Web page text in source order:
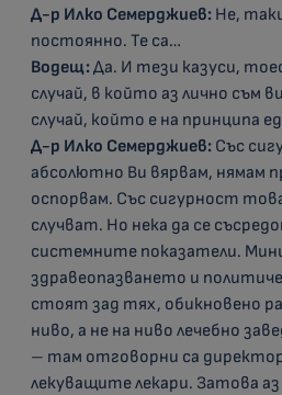
Д-р Илко Семерджиев: Не,
постоянно. Те са…
Водещ:Да. И тези казуси,
случай, в който аз лично съм
случай, който е на принципа
Д-р Илко Семерджиев: Със
абсолютно Ви вярвам, нямам
оспорвам. Със сигурност
случват. Но нека да се
системните показатели.
здравеопазването и
стоят зад тях, обикновено
ниво, а не на ниво лечебно
– там отговорни са
лекуващите лекари. Затова аз